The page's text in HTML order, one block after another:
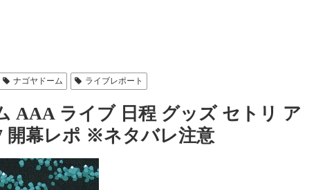
ナゴヤドーム ライブレポート
AAA ライブ 日程 グッズ セトリ ア
開幕レポ ※ネタバレ注意